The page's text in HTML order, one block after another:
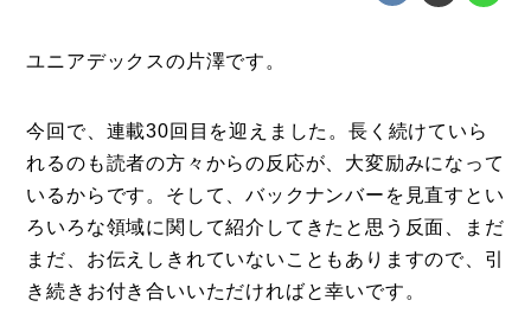
ユニアデックスの片澤です。
今回で、連載30回目を迎えました。長く続けていら
れるのも読者の方々からの反応が、大変励みになって
いるからです。そして、バックナンバーを見直すとい
ろいろな領域に関して紹介してきたと思う反面、まだ
まだ、お伝えしきれていないこともありますので、引
き続きお付き合いいただければと幸いです。